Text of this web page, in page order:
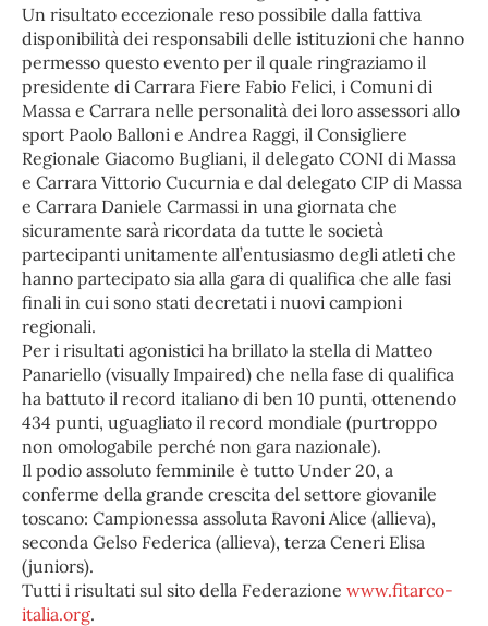
Un risultato eccezionale reso possibile dalla fattiva
disponibilità dei responsabili delle istituzioni che hanno
permesso questo evento per il quale ringraziamo il
presidente di Carrara Fiere Fabio Felici, i Comuni di
Massa e Carrara nelle personalità dei loro assessori allo
sport Paolo Balloni e Andrea Raggi, il Consigliere
Regionale Giacomo Bugliani, il delegato CONI di Massa
e Carrara Vittorio Cucurnia e dal delegato CIP di Massa
e Carrara Daniele Carmassi in una giornata che
sicuramente sarà ricordata da tutte le società
partecipanti unitamente all’entusiasmo degli atleti che
hanno partecipato sia alla gara di qualifica che alle fasi
finali in cui sono stati decretati i nuovi campioni
regionali.
Per i risultati agonistici ha brillato la stella di Matteo
Panariello (visually Impaired) che nella fase di qualifica
ha battuto il record italiano di ben 10 punti, ottenendo
434 punti, uguagliato il record mondiale (purtroppo
non omologabile perché non gara nazionale).
Il podio assoluto femminile è tutto Under 20, a
conferme della grande crescita del settore giovanile
toscano: Campionessa assoluta Ravoni Alice (allieva),
seconda Gelso Federica (allieva), terza Ceneri Elisa
(juniors).
Tutti i risultati sul sito della Federazione www.fitarco-
italia.org.